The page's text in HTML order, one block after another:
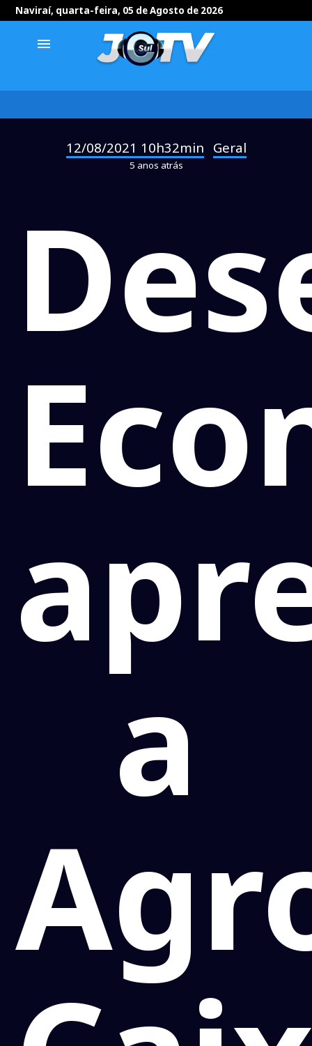
Naviraí, quarta-feira, 05 de Agosto de 2026
menu
12/08/2021 10h32min Geral
5 anos atrás
a